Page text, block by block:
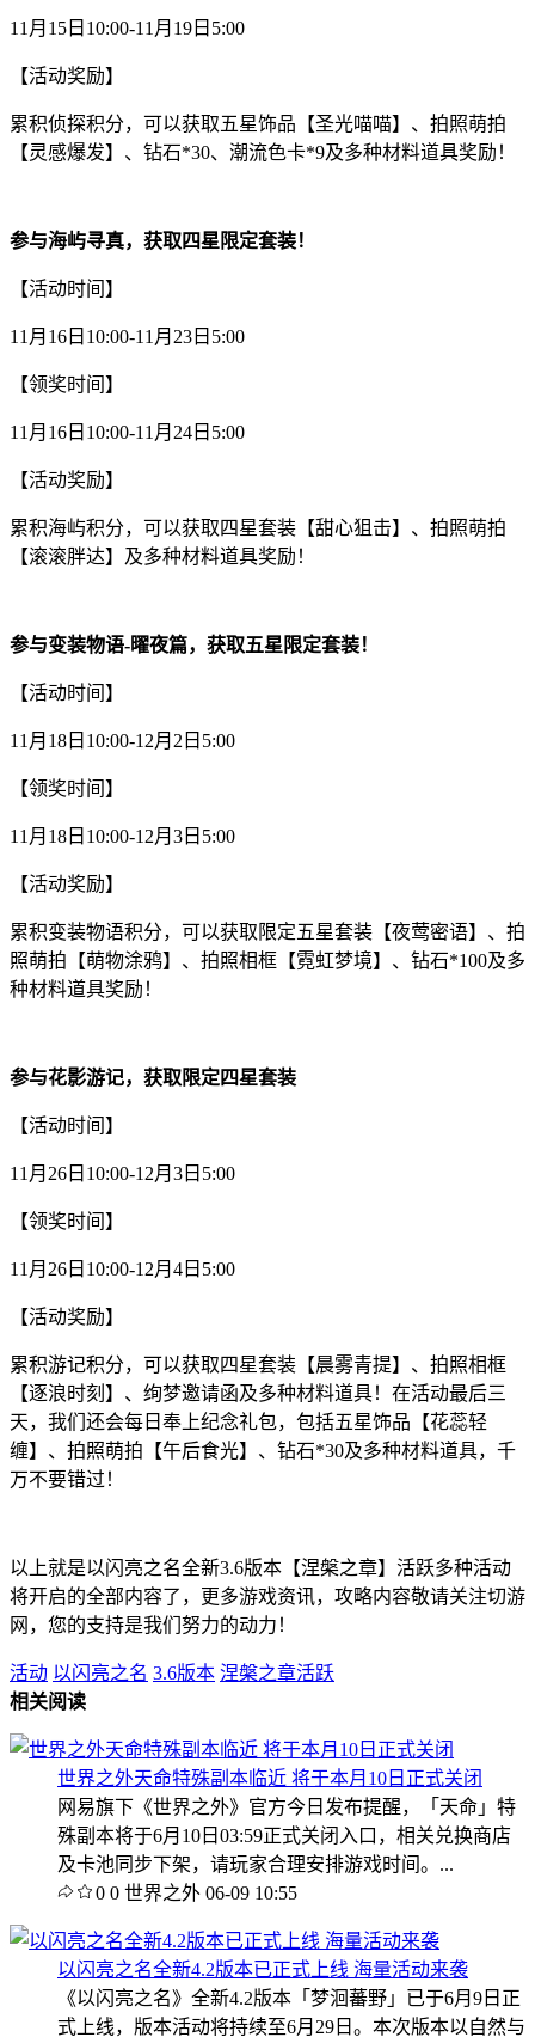
11月15日10:00-11月19日5:00
【活动奖励】
累积侦探积分，可以获取五星饰品【圣光喵喵】、拍照萌拍
【灵感爆发】、钻石*30、潮流色卡*9及多种材料道具奖励！
参与海屿寻真，获取四星限定套装！
【活动时间】
11月16日10:00-11月23日5:00
【领奖时间】
11月16日10:00-11月24日5:00
【活动奖励】
累积海屿积分，可以获取四星套装【甜心狙击】、拍照萌拍
【滚滚胖达】及多种材料道具奖励！
参与变装物语-曜夜篇，获取五星限定套装！
【活动时间】
11月18日10:00-12月2日5:00
【领奖时间】
11月18日10:00-12月3日5:00
【活动奖励】
累积变装物语积分，可以获取限定五星套装【夜莺密语】、拍
照萌拍【萌物涂鸦】、拍照相框【霓虹梦境】、钻石*100及多
种材料道具奖励！
参与花影游记，获取限定四星套装
【活动时间】
11月26日10:00-12月3日5:00
【领奖时间】
11月26日10:00-12月4日5:00
【活动奖励】
累积游记积分，可以获取四星套装【晨雾青提】、拍照相框
【逐浪时刻】、绚梦邀请函及多种材料道具！在活动最后三
天，我们还会每日奉上纪念礼包，包括五星饰品【花蕊轻
缠】、拍照萌拍【午后食光】、钻石*30及多种材料道具，千
万不要错过！
以上就是以闪亮之名全新3.6版本【涅槃之章】活跃多种活动
将开启的全部内容了，更多游戏资讯，攻略内容敬请关注切游
网，您的支持是我们努力的动力！
活动 以闪亮之名 3.6版本 涅槃之章活跃
相关阅读
世界之外天命特殊副本临近 将于本月10日正式关闭
网易旗下《世界之外》官方今日发布提醒，「天命」特
殊副本将于6月10日03:59正式关闭入口，相关兑换商店
及卡池同步下架，请玩家合理安排游戏时间。...
0 0 世界之外 06-09 10:55
以闪亮之名全新4.2版本已正式上线 海量活动来袭
《以闪亮之名》全新4.2版本「梦洄蕃野」已于6月9日正
式上线，版本活动将持续至6月29日。本次版本以自然与